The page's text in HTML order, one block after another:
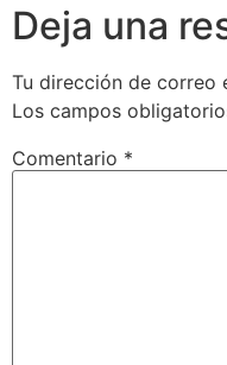
Deja una
Tu dirección de correo
Los campos
Comentario *